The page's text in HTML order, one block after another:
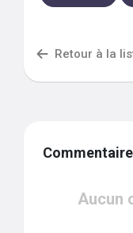
Retour à la
Aucun